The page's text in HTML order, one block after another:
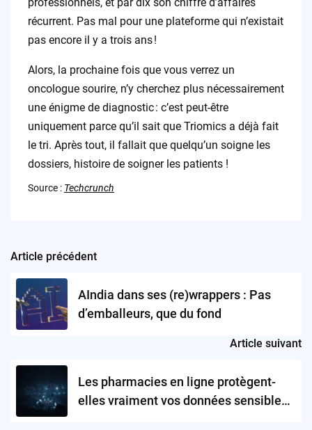
récurrent. Pas mal pour une plateforme qui n’existait
pas encore il y a trois ans !
Alors, la prochaine fois que vous verrez un
oncologue sourire, n’y cherchez plus nécessairement
une énigme de diagnostic : c’est peut-être
uniquement parce qu’il sait que Triomics a déjà fait
le tri. Après tout, il fallait que quelqu’un soigne les
dossiers, histoire de soigner les patients !
Source : Techcrunch
Post
navigation
Article précédent
AIndia dans ses (re)wrappers : Pas
d’emballeurs, que du fond
Article suivant
Les pharmacies en ligne protègent-
elles vraiment vos données sensibles